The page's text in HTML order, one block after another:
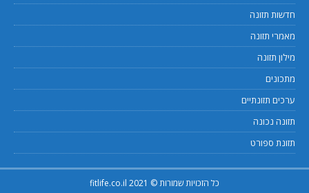
חדשות תזונה
מאמרי תזונה
מילון תזונה
מתכונים
ערכים תזונתיים
תזונה נכונה
תזונת ספורט
כל הזכויות שמורות © 2021 fitlife.co.il